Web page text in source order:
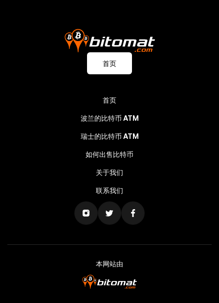
首页
首页
波兰的比特币 ATM
瑞士的比特币 ATM
如何出售比特币
关于我们
联系我们
本网站由